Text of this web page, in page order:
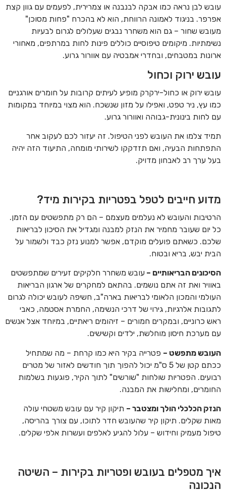
עובש לבן נראה כמו אבקה לבנבנה או צמרירית, לפעמים עם גוון קצת
אפרפר. בניגוד לאמונה הרווחת, הוא לא בהכרח "פחות מסוכן"
מעובש שחור – גם הוא משחרר נבגים שעלולים לגרום לבעיות
נשימתיות. מיקומים טיפוסיים כוללים פינות לחות במרתפים, מאחורי
ארונות במטבחים, ובחדרי אמבטיה עם אוורור גרוע.
עובש ירוק וכחול
עובש ירוק או כחול-ירקרק מופיע לעיתים קרובות על חומרים אורגניים
כמו עץ, ניר טפט, ואפילו על מזון שנשכח. הוא מצוי במיוחד במקומות
עם לחות בינונית-גבוהה ואוורור גרוע.
תמיד צלמו את העובש לפני הטיפול. זה יעזור לכם לעקוב אחר
התפתחות הבעיה, ואם תזדקקו לשירותי מומחה, התיעוד הזה יהיה
בעל ערך רב לאבחון מדויק.
מדוע חייבים לטפל בפטריות בקירות מיד?
הרטיבות והעובש לא נעלמים מעצמם – הם רק מתפשטים עם הזמן.
כל יום שעובר מחמיר את הנזק למבנה ומגדיל את הסיכון לבריאות
שלכם. כשאתם פועלים מוקדם, אפשר למנוע נזק כבד ולשמור על
הבית יבש, בריא ובטוח.
הסיכונים הבריאותיים – עובש משחרר חלקיקים זעירים שמתפשטים
באוויר ואת זה אתם נושמים. בהתאם למחקרים של ארגון הבריאות
העולמי והמכון הלאומי לבריאות בארה"ב, חשיפה לעובש יכולה לגרום
לתגובות אלרגיות, גירוי של דרכי הנשימה, החמרת אסטמה, כאבי
ראש כרוניים, ובמקרים חמורים – זיהומים ריאתיים, במיוחד אצל אנשים
עם מערכת חיסון מוחלשת, ילדים וקשישים.
העובש מתפשט – פטרייה בקיר היא כמו קרחת – מה שמתחיל
ככתם קטן של 5 ס"מ יכול להפוך תוך חודשים לאזור של מטרים
רבועים. הפטריות שולחות "שורשים" לתוך הקיר, פוגעות בשלמות
החומרים, ומחלישות את המבנה.
הנזק הכלכלי הולך ומצטבר – תיקון קיר עם עובש משטחי עולה
מאות שקלים. תיקון קיר שהעובש חדר לתוכו, עם צורך בהריסה,
טיפול מעמיק וחידוש – עלול להגיע לאלפים ועשרות אלפי שקלים.
איך מטפלים בעובש ופטריות בקירות – השיטה
הנכונה